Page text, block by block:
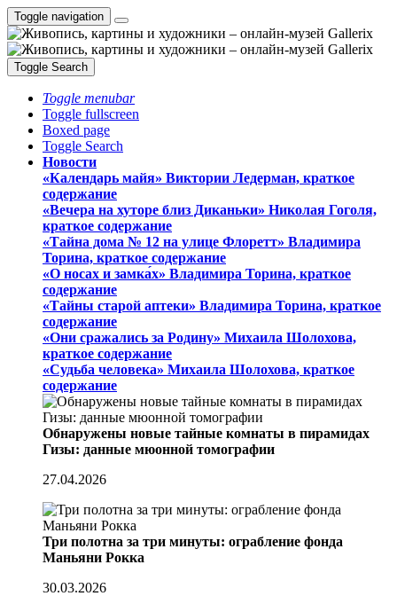
Toggle navigation
Toggle Search
Toggle menubar
Toggle fullscreen
Boxed page
Toggle Search
Новости
«Календарь майя» Виктории Ледерман, краткое
содержание
«Вечера на хуторе близ Диканьки» Николая Гоголя,
краткое содержание
«Тайна дома № 12 на улице Флоретт» Владимира
Торина, краткое содержание
«О носах и замка́х» Владимира Торина, краткое
содержание
«Тайны старой аптеки» Владимира Торина, краткое
содержание
«Они сражались за Родину» Михаила Шолохова,
краткое содержание
«Судьба человека» Михаила Шолохова, краткое
содержание
Обнаружены новые тайные комнаты в пирамидах
Гизы: данные мюонной томографии
27.04.2026
Три полотна за три минуты: ограбление фонда
Маньяни Рокка
30.03.2026